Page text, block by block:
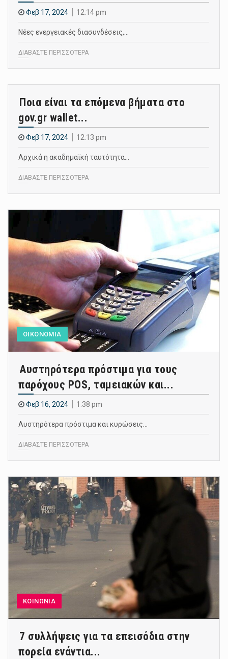
Φεβ 17, 2024 12:14 pm
Νέες ενεργειακές διασυνδέσεις,…
ΔΙΑΒΑΣΤΕ ΠΕΡΙΣΣΟΤΕΡΑ
Ποια είναι τα επόμενα βήματα στο
gov.gr wallet...
Φεβ 17, 2024 12:13 pm
Αρχικά η ακαδημαϊκή ταυτότητα…
ΔΙΑΒΑΣΤΕ ΠΕΡΙΣΣΟΤΕΡΑ
ΟΙΚΟΝΟΜΙΑ
Αυστηρότερα πρόστιμα για τους
παρόχους POS, ταμειακών και...
Φεβ 16, 2024 1:38 pm
Αυστηρότερα πρόστιμα και κυρώσεις…
ΔΙΑΒΑΣΤΕ ΠΕΡΙΣΣΟΤΕΡΑ
ΚΟΙΝΩΝΙΑ
7 συλλήψεις για τα επεισόδια στην
πορεία ενάντια...